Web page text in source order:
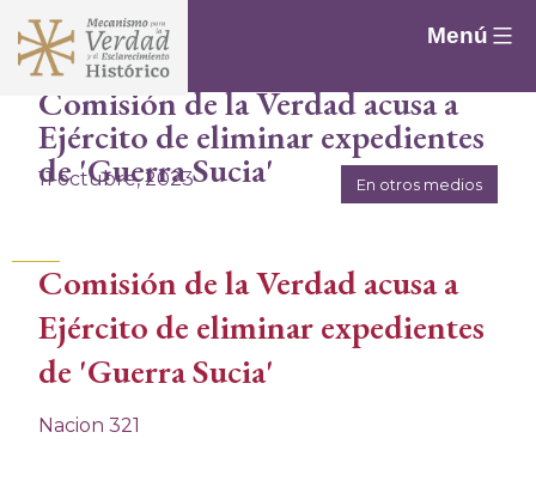
Menú
Comisión de la Verdad acusa a
Ejército de eliminar expedientes
de 'Guerra Sucia' En otros medios
11 octubre, 2023
Comisión de la Verdad acusa a
Ejército de eliminar expedientes
de 'Guerra Sucia'
Nacion 321